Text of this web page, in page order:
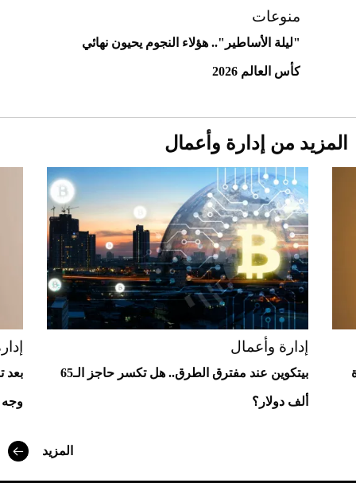
Aston Martin Valiant: على هوى الأبطال
أفضل تدريج للشعر الطويل لإطلالة جريئة وعصرية
منوعات
"ليلة الأساطير".. هؤلاء النجوم يحيون نهائي
كأس العالم 2026
المزيد من إدارة وأعمال
إدارة وأعمال
بيتكوين عند مفترق الطرق.. هل تكسر حاجز الـ65
ألف دولار؟ وجه
المزيد